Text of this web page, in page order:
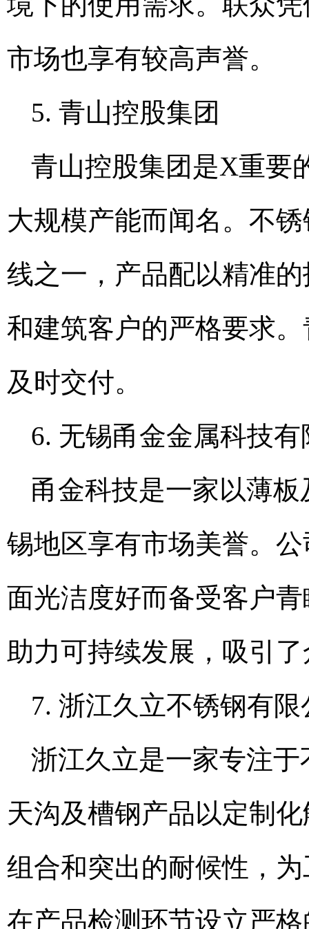
市场也享有较高声誉。
5. 青山控股集团
青山控股集团是X重要
大规模产能而闻名。不
线之一，产品配以精准
和建筑客户的严格要求
及时交付。
6. 无锡甬金金属科技有
甬金科技是一家以薄
锡地区享有市场美誉。
面光洁度好而备受客户
助力可持续发展，吸引
7. 浙江久立不锈钢有限
浙江久立是一家专注
天沟及槽钢产品以定制
组合和突出的耐候性，
在产品检测环节设立严